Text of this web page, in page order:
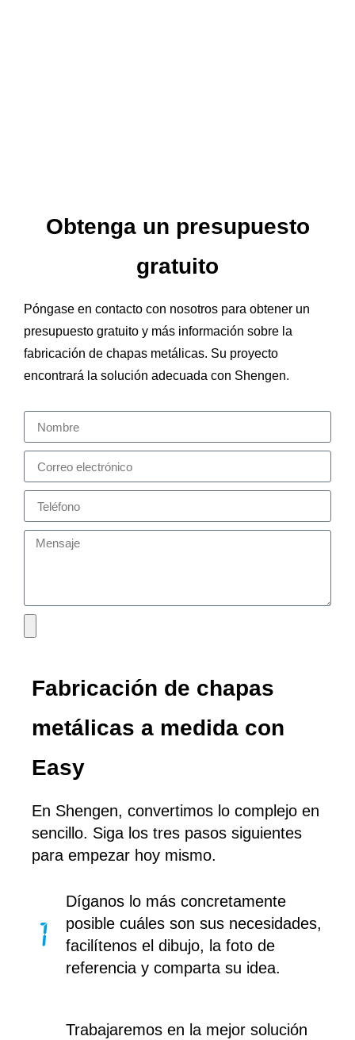
Obtenga un presupuesto
gratuito
Póngase en contacto con nosotros para obtener un
presupuesto gratuito y más información sobre la
fabricación de chapas metálicas. Su proyecto
encontrará la solución adecuada con Shengen.
Fabricación de chapas
metálicas a medida con
Easy
En Shengen, convertimos lo complejo en
sencillo. Siga los tres pasos siguientes
para empezar hoy mismo.
Díganos lo más concretamente
posible cuáles son sus necesidades,
facilítenos el dibujo, la foto de
referencia y comparta su idea.
Trabajaremos en la mejor solución